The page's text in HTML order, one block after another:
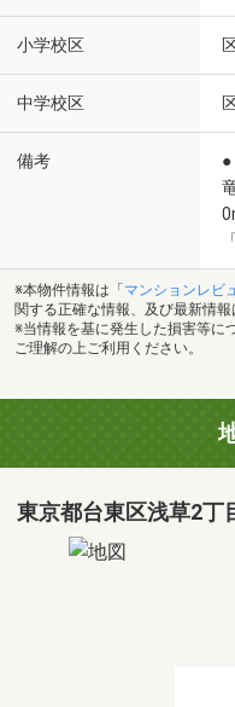
小学校区
中学校区
備考
※本物件情報は「 マンションレビ
関する正確な情報、及び最新情
※当情報を基に発生した損害等に
ご理解の上ご利用ください。
東京都台東区浅草2丁